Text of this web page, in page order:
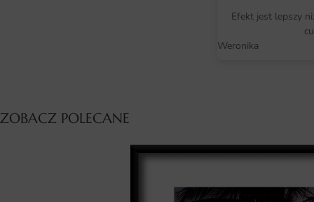
Efekt jest lepszy
Weronika
ZOBACZ POLECANE